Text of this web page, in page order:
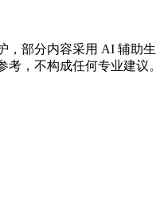
，部分内容采用 AI 辅助生
考，不构成任何专业建议。